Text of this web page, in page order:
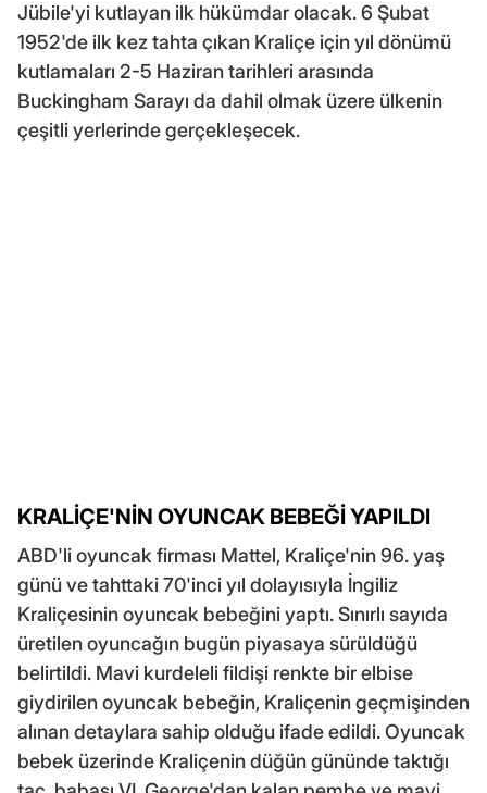
Jübile'yi kutlayan ilk hükümdar olacak. 6 Şubat
1952'de ilk kez tahta çıkan Kraliçe için yıl dönümü
kutlamaları 2-5 Haziran tarihleri arasında
Buckingham Sarayı da dahil olmak üzere ülkenin
çeşitli yerlerinde gerçekleşecek.
KRALİÇE'NİN OYUNCAK BEBEĞİ YAPILDI
ABD'li oyuncak firması Mattel, Kraliçe'nin 96. yaş
günü ve tahttaki 70'inci yıl dolayısıyla İngiliz
Kraliçesinin oyuncak bebeğini yaptı. Sınırlı sayıda
üretilen oyuncağın bugün piyasaya sürüldüğü
belirtildi. Mavi kurdeleli fildişi renkte bir elbise
giydirilen oyuncak bebeğin, Kraliçenin geçmişinden
alınan detaylara sahip olduğu ifade edildi. Oyuncak
bebek üzerinde Kraliçenin düğün gününde taktığı